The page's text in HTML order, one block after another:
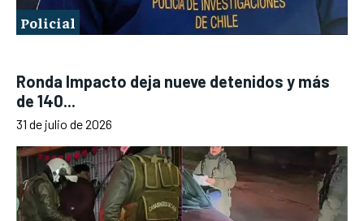
Policial
Ronda Impacto deja nueve detenidos y más
de 140...
31 de julio de 2026